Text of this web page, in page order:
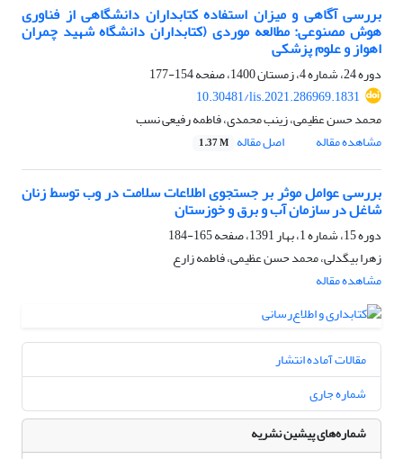
بررسی آگاهی و میزان استفاده کتابداران دانشگاهی از فناوری
هوش مصنوعی: مطالعه موردی (کتابداران دانشگاه شهید چمران
اهواز و علوم پزشکی
دوره 24، شماره 4، زمستان 1400، صفحه
154-177
10.30481/lis.2021.286969.1831
محمد حسن عظیمی، زینب محمدی، فاطمه رفیعی نسب
مشاهده مقاله
اصل مقاله 1.37 M
بررسی عوامل موثر بر جستجوی اطلاعات سلامت در وب توسط زنان
شاغل در سازمان آب و برق و خوزستان
دوره 15، شماره 1، بهار 1391، صفحه
165-184
زهرا بیگدلی، محمد حسن عظیمی، فاطمه زارع
مشاهده مقاله
مقالات آماده انتشار
شماره جاری
شماره‌های پیشین نشریه